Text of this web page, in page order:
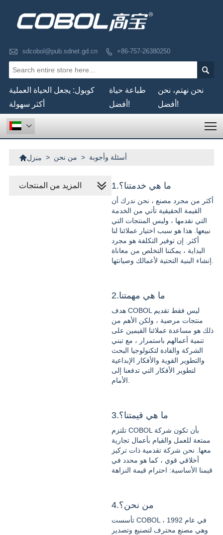
 sdcobol@pub.sdnet.gd.cn  +86-757-26380250

كوبول: يجعل الحياة العملية
أكثر سهولة
طباعة حياة
أفضل!
نحن نهتم، نحن
أفضل!

منزل > من نحن > أسئلة وأجوبة
1.ما هي خدمتنا؟
أكثر من مجرد مصنع ، نحن ندرك أن
القيمة الحقيقية تأتي من الخدمة
التي نقدمها ، وليس المنتجات التي
نبيعها. هذا هو سبب اختيار عملائنا لنا
أكثر. إن توفير التكلفة هو مجرد
البداية ، يمكننا التخلص من معاناة
2.ما هي مهمتنا
هدف COBOL ليس فقط تقديم
منتجات مرضية ، ولكن الأهم من
ذلك هو مساعدة عملائنا القيمين على
تنمية أعمالهم باستمرار ، مع تبني
الشركة والقادة لتكنولوجيا البحث
والتطوير القوية والأفكار الإبداعية
لتطوير الأفكار التي تدفعنا إلى
3.ما هي قيمتنا؟
تلتزم COBOL بأن تكون شركة
ممتعة للعمل والقيام بأعمال تجارية
معها. نحن شركة تقدمية ذات تركيز
أخلاقي قوي ، كما هو محدد في
قيمنا الأساسية: احترام قيمة النزاهة
4.من نحن؟
تأسست COBOL في عام 1992 ،
وهي مصنع محترف لتصنيع وتصدير
المزيد من المنتجات